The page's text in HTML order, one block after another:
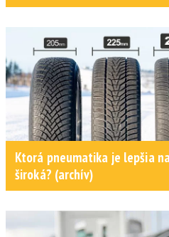
Ktorá pneumatika je lepšia
široká? (archív)